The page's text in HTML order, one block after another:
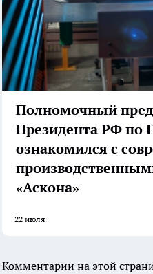
Полномочный
Президента РФ по
ознакомился с
«Аскона»
22 июля
Комментарии на этой